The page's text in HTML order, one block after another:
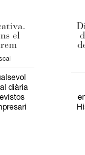
el
diària